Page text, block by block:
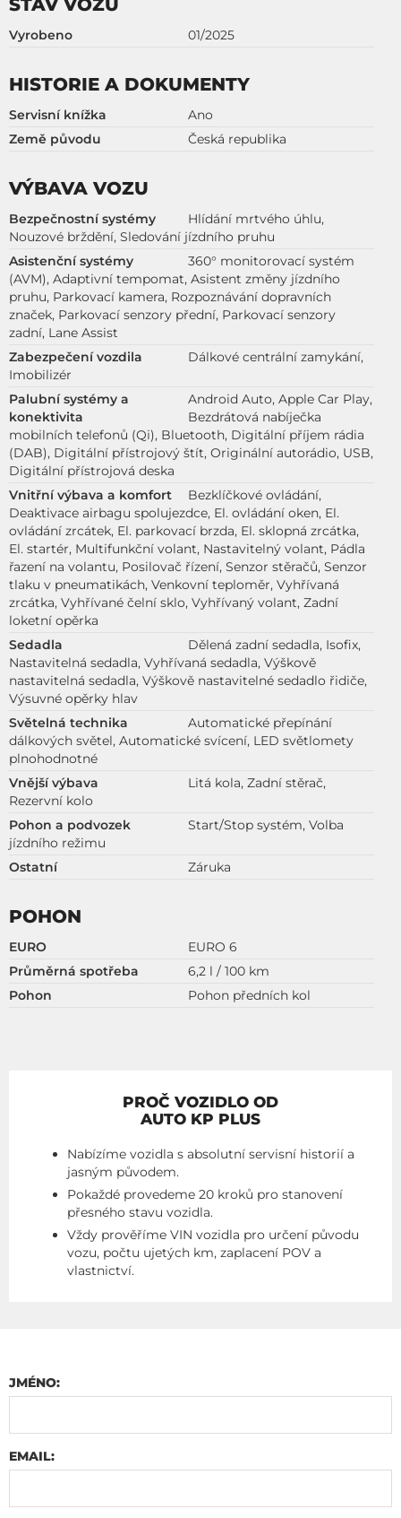
STAV VOZU
Vyrobeno 01/2025
HISTORIE A DOKUMENTY
Servisní knížka
Ano
Země původu
Česká republika
VÝBAVA VOZU
Bezpečnostní systémy
Hlídání mrtvého úhlu,
Nouzové brždění, Sledování jízdního pruhu
Asistenční systémy
360° monitorovací systém
(AVM), Adaptivní tempomat, Asistent změny jízdního
pruhu, Parkovací kamera, Rozpoznávání dopravních
značek, Parkovací senzory přední, Parkovací senzory
zadní, Lane Assist
Zabezpečení vozdila
Dálkové centrální zamykání,
Imobilizér
Palubní systémy a
konektivita
Android Auto, Apple Car Play,
Bezdrátová nabíječka
mobilních telefonů (Qi), Bluetooth, Digitální příjem rádia
(DAB), Digitální přístrojový štít, Originální autorádio, USB,
Digitální přístrojová deska
Vnitřní výbava a komfort
Bezklíčkové ovládání,
Deaktivace airbagu spolujezdce, El. ovládání oken, El.
ovládání zrcátek, El. parkovací brzda, El. sklopná zrcátka,
El. startér, Multifunkční volant, Nastavitelný volant, Pádla
řazení na volantu, Posilovač řízení, Senzor stěračů, Senzor
tlaku v pneumatikách, Venkovní teploměr, Vyhřívaná
zrcátka, Vyhřívané čelní sklo, Vyhřívaný volant, Zadní
loketní opěrka
Sedadla
Dělená zadní sedadla, Isofix,
Nastavitelná sedadla, Vyhřívaná sedadla, Výškově
nastavitelná sedadla, Výškově nastavitelné sedadlo řidiče,
Výsuvné opěrky hlav
Světelná technika
Automatické přepínání
dálkových světel, Automatické svícení, LED světlomety
plnohodnotné
Vnější výbava
Litá kola, Zadní stěrač,
Rezervní kolo
Pohon a podvozek
Start/Stop systém, Volba
jízdního režimu
Ostatní
Záruka
POHON
EURO
EURO 6
Průměrná spotřeba
6,2 l / 100 km
Pohon
Pohon předních kol
PROČ VOZIDLO OD
AUTO KP PLUS
Nabízíme vozidla s absolutní servisní historií a
jasným původem.
Pokaždé provedeme 20 kroků pro stanovení
přesného stavu vozidla.
Vždy prověříme VIN vozidla pro určení původu
vozu, počtu ujetých km, zaplacení POV a
vlastnictví.
JMÉNO:
EMAIL: